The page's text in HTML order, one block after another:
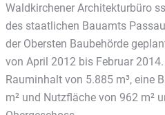
Waldkirchener Architekturbüro
des staatlichen Bauamts
der Obersten Baubehörde
von April 2012 bis Februar
Rauminhalt von 5.885 m³, eine
m² und Nutzfläche von 962 m²